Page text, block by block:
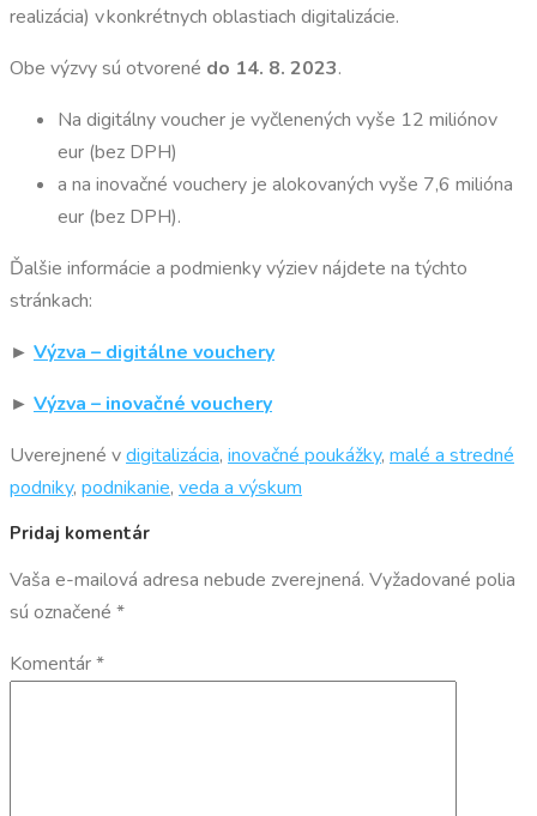
realizácia) v konkrétnych oblastiach digitalizácie.
Obe výzvy sú otvorené do 14. 8. 2023.
Na digitálny voucher je vyčlenených vyše 12 miliónov
eur (bez DPH)
a na inovačné vouchery je alokovaných vyše 7,6 milióna
eur (bez DPH).
Ďalšie informácie a podmienky výziev nájdete na týchto
stránkach:
► Výzva – digitálne vouchery
► Výzva – inovačné vouchery
Uverejnené vdigitalizácia, inovačné poukážky, malé a stredné
podniky, podnikanie, veda a výskum
Pridaj komentár
Vaša e-mailová adresa nebude zverejnená. Vyžadované polia
sú označené *
Komentár*